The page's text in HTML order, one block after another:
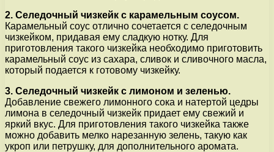
2. Селедочный чизкейк с карамельным соусом.
Карамельный соус отлично сочетается с селедочным
чизкейком, придавая ему сладкую нотку. Для
приготовления такого чизкейка необходимо приготовить
карамельный соус из сахара, сливок и сливочного масла,
который подается к готовому чизкейку.
3. Селедочный чизкейк с лимоном и зеленью.
Добавление свежего лимонного сока и натертой цедры
лимона в селедочный чизкейк придает ему свежий и
яркий вкус. Для приготовления такого чизкейка также
можно добавить мелко нарезанную зелень, такую как
укроп или петрушку, для дополнительного аромата.